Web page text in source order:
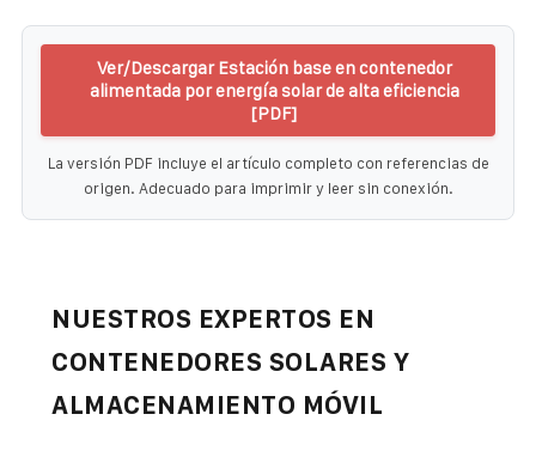
Ver/Descargar Estación base en contenedor
alimentada por energía solar de alta eficiencia
[PDF]
La versión PDF incluye el artículo completo con referencias de
origen. Adecuado para imprimir y leer sin conexión.
NUESTROS EXPERTOS EN
CONTENEDORES SOLARES Y
ALMACENAMIENTO MÓVIL